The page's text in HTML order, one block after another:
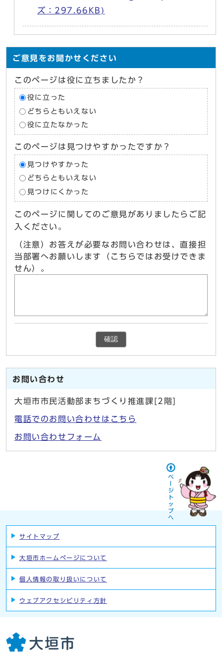
ズ：297.66KB)
ご意見をお聞かせください
このページは役に立ちましたか？
役に立った
どちらともいえない
役に立たなかった
このページは見つけやすかったですか？
見つけやすかった
どちらともいえない
見つけにくかった
このページに関してのご意見がありましたらご記
入ください。
（注意）お答えが必要なお問い合わせは、直接担
当部署へお願いします（こちらではお受けできま
せん）。
確認
お問い合わせ
大垣市市民活動部まちづくり推進課[2階]
電話でのお問い合わせはこちら
お問い合わせフォーム
サイトマップ
大垣市ホームページについて
個人情報の取り扱いについて
ウェブアクセシビリティ方針